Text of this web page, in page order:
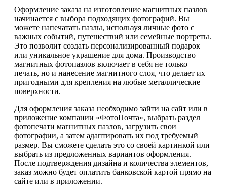
Оформление заказа на изготовление магнитных пазлов
начинается с выбора подходящих фотографий. Вы
можете напечатать пазлы, используя личные фото с
важных событий, путешествий или семейные портреты.
Это позволит создать персонализированный подарок
или уникальное украшение для дома. Производство
магнитных фотопазлов включает в себя не только
печать, но и нанесение магнитного слоя, что делает их
пригодными для крепления на любые металлические
поверхности.
Для оформления заказа необходимо зайти на сайт или в
приложение компании «ФотоПочта», выбрать раздел
фотопечати магнитных пазлов, загрузить свои
фотографии, а затем адаптировать их под требуемый
размер. Вы сможете сделать это со своей картинкой или
выбрать из предложенных вариантов оформления.
После подтверждения дизайна и количества элементов,
заказ можно будет оплатить банковской картой прямо на
сайте или в приложении.